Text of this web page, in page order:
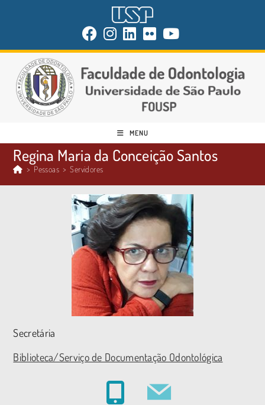
MENU
Regina Maria da Conceição Santos
> Pessoas > Servidores
Secretária
Biblioteca/Serviço de Documentação Odontológica